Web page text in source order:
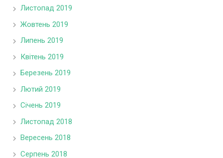
Листопад 2019
Жовтень 2019
Липень 2019
Квітень 2019
Березень 2019
Лютий 2019
Січень 2019
Листопад 2018
Вересень 2018
Серпень 2018